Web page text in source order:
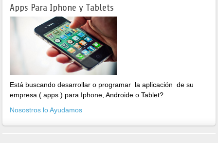
Apps Para Iphone y Tablets
Está buscando desarrollar o programar la aplicación de su
empresa ( apps ) para Iphone, Androide o Tablet?
Nosostros lo Ayudamos